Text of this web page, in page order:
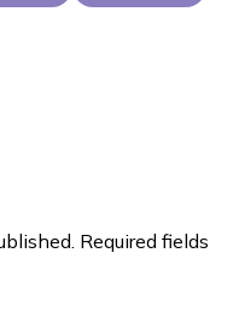
Required fields